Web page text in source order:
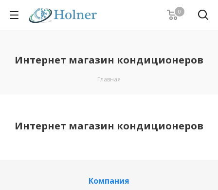
0
Интернет магазин кондиционеров
Главная
Интернет магазин кондиционеров
Компания